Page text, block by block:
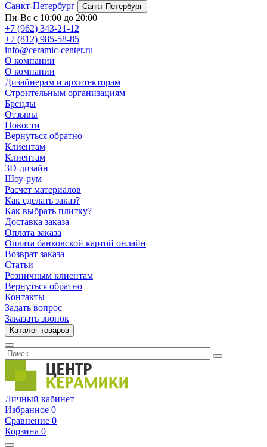
Санкт-Петербург
Санкт-Петербург
Пн-Вс с 10:00 до 20:00
+7 (962) 343-21-12
+7 (812) 985-58-85
info@ceramic-center.ru
О компании
О компании
Дизайнерам и архитекторам
Строительным организациям
Бренды
Отзывы
Новости
Вернуться обратно
Клиентам
Клиентам
3D-дизайн
Шоу-рум
Расчет материалов
Как сделать заказ?
Как выбрать плитку?
Доставка заказа
Оплата заказа
Оплата банковской картой онлайн
Возврат заказа
Статьи
Розничным клиентам
Вернуться обратно
Контакты
Задать вопрос
Заказать звонок
Каталог товаров
Личный кабинет
Избранное 0
Сравнение 0
Корзина 0